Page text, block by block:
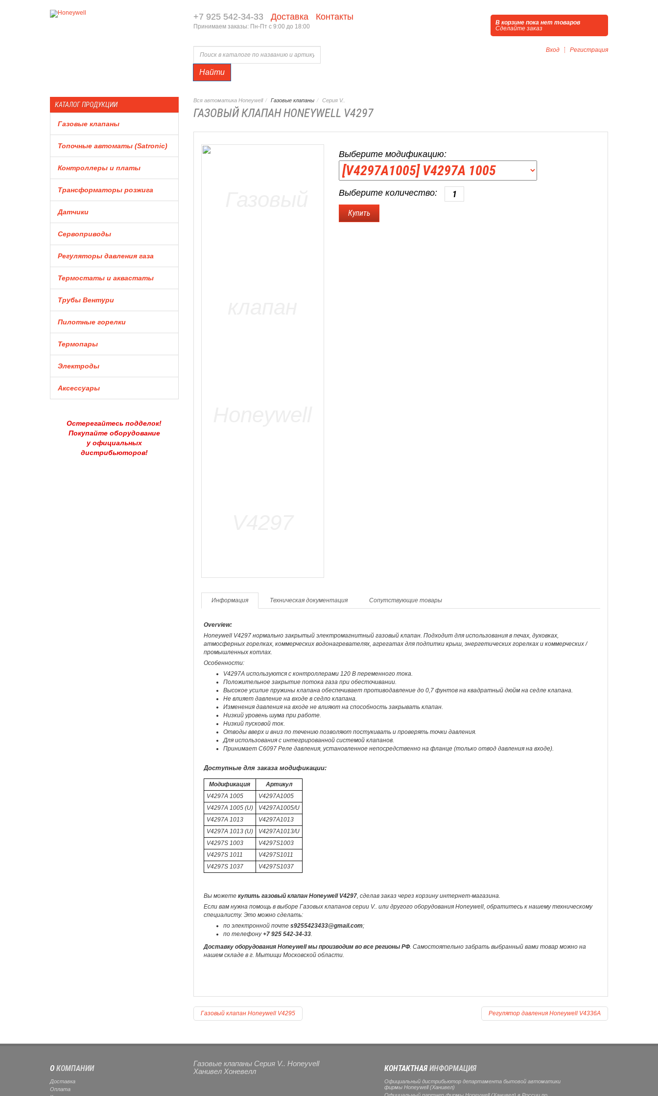
+7 925 542-34-33 Доставка Контакты
Принимаем заказы: Пн-Пт с 9:00 до 18:00
В корзине пока нет товаров
Сделайте заказ
Найти
Вход Регистрация
КАТАЛОГ ПРОДУКЦИИ
Газовые клапаны
Топочные автоматы (Satronic)
Контроллеры и платы
Трансформаторы розжига
Датчики
Сервоприводы
Регуляторы давления газа
Термостаты и аквастаты
Трубы Вентури
Пилотные горелки
Термопары
Электроды
Аксессуары
Остерегайтесь подделок!
Покупайте оборудование
у официальных
дистрибьюторов!
Вся автоматика Honeywell Газовые клапаны Серия V..
ГАЗОВЫЙ КЛАПАН HONEYWELL V4297
Выберите модификацию:
Выберите количество:
Информация Техническая документация Сопутствующие товары
Overview:
Honeywell V4297 нормально закрытый электромагнитный газовый клапан. Подходит для использования в печах, духовках,
атмосферных горелках, коммерческих водонагревателях, агрегатах для подпитки крыш, энергетических горелках и коммерческих /
промышленных котлах.
Особенности:
V4297A используются с контроллерами 120 В переменного тока.
Положительное закрытие потока газа при обесточивании.
Высокое усилие пружины клапана обеспечивает противодавление до 0,7 фунтов на квадратный дюйм на седле клапана.
Не влияет давление на входе в седло клапана.
Изменения давления на входе не влияют на способность закрывать клапан.
Низкий уровень шума при работе.
Низкий пусковой ток.
Отводы вверх и вниз по течению позволяют постукивать и проверять точки давления.
Для использования с интегрированной системой клапанов.
Принимает C6097 Реле давления, установленное непосредственно на фланце (только отвод давления на входе).
Доступные для заказа модификации:
Модификация
Артикул
V4297A 1005
V4297A1005
V4297A 1005 (U)
V4297A1005/U
V4297A 1013
V4297A1013
V4297A 1013 (U)
V4297A1013/U
V4297S 1003
V4297S1003
V4297S 1011
V4297S1011
V4297S 1037
V4297S1037
Вы можете купить газовый клапан Honeywell V4297, сделав заказ через корзину интернет-магазина.
Если вам нужна помощь в выборе Газовых клапанов серии V.. или другого оборудования Honeywell, обратитесь к нашему техническому
специалисту. Это можно сделать:
по электронной почте s9255423433@gmail.com;
по телефону+7 925 542-34-33.
Доставку оборудования Honeywell мы производим во все регионы РФ. Самостоятельно забрать выбранный вами товар можно на
нашем складе в г. Мытищи Московской области.
Газовый клапан Honeywell V4295 Регулятор давления Honeywell V4336A
О КОМПАНИИ
Доставка
Оплата
Газовые клапаны Серия V.. Honeyvell
Ханивел Хоневелл
КОНТАКТНАЯИНФОРМАЦИЯ
Официальный дистрибьютор департамента бытовой автоматики
фирмы Honeywell (Ханивел)
Официальный партнер фирмы Honeywell (Ханивел) в России по